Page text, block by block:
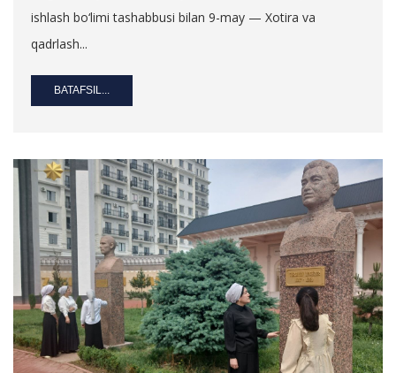
ishlash bo‘limi tashabbusi bilan 9-may — Xotira va
qadrlash...
BATAFSIL...